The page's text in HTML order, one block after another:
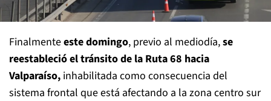
Finalmenteeste domingo, previo al mediodía,se
reestableció el tránsito de la Ruta 68 hacia
Valparaíso, inhabilitada como consecuencia del
sistema frontal que está afectando a la zona centro sur